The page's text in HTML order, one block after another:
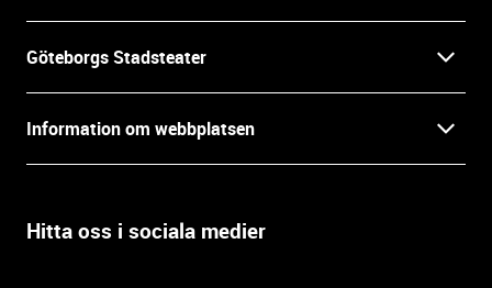
Göteborgs Stadsteater
Press
Öppettider
Information om webbplatsen
Villkor och integritet
Hitta oss i sociala medier